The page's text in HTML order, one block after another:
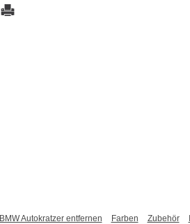
BMW Autokratzer entfernen Farben Zubehör